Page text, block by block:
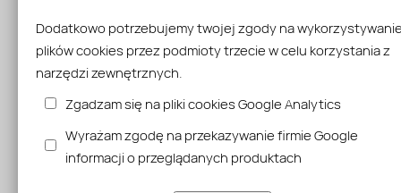
Dodatkowo potrzebujemy twojej zgody na
plików cookies przez podmioty trzecie w celu korzystania z
narzędzi zewnętrznych.
Zgadzam się na pliki cookies Google Analytics
Wyrażam zgodę na przekazywanie firmie Google
informacji o przeglądanych produktach
Profile
z
poliwęglanu